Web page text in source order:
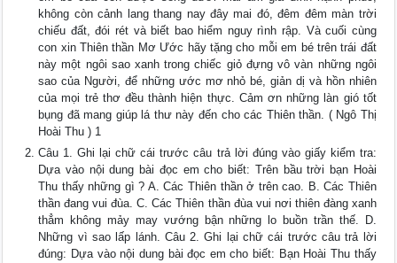
không còn cảnh lang thang nay đây mai đó, đêm đêm màn trời
chiếu đất, đói rét và biết bao hiểm nguy rình rập. Và cuối cùng
con xin Thiên thần Mơ Ước hãy tặng cho mỗi em bé trên trái đất
này một ngôi sao xanh trong chiếc giỏ đựng vô vàn những ngôi
sao của Người, để những ước mơ nhỏ bé, giản dị và hồn nhiên
của mọi trẻ thơ đều thành hiện thực. Cảm ơn những làn gió tốt
bụng đã mang giúp lá thư này đến cho các Thiên thần. ( Ngô Thị
Hoài Thu ) 1
Câu 1. Ghi lại chữ cái trước câu trả lời đúng vào giấy kiểm tra:
Dựa vào nội dung bài đọc em cho biết: Trên bầu trời bạn Hoài
Thu thấy những gì ? A. Các Thiên thần ở trên cao. B. Các Thiên
thần đang vui đùa. C. Các Thiên thần đùa vui nơi thiên đàng xanh
thẳm không mảy may vướng bận những lo buồn trần thế. D.
Những vì sao lấp lánh. Câu 2. Ghi lại chữ cái trước câu trả lời
đúng: Dựa vào nội dung bài đọc em cho biết: Bạn Hoài Thu thấy